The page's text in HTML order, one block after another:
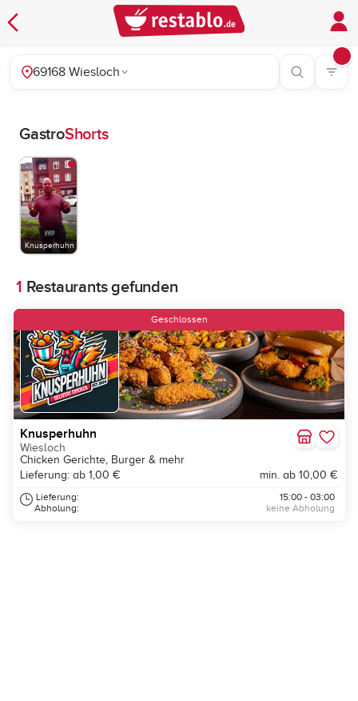
69168 Wiesloch
GastroShorts
Knusperhuhn
1 Restaurants gefunden
Geschlossen
Knusperhuhn
Wiesloch
Chicken Gerichte, Burger & mehr
Lieferung: ab 1,00 €
min. ab 10,00 €
Lieferung:
Abholung:
15:00 - 03:00
keine Abholung